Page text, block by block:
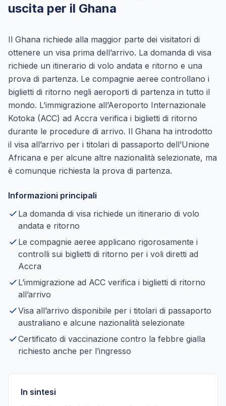
uscita per il Ghana
Il Ghana richiede alla maggior parte dei visitatori di
ottenere un visa prima dell’arrivo. La domanda di visa
richiede un itinerario di volo andata e ritorno e una
prova di partenza. Le compagnie aeree controllano i
biglietti di ritorno negli aeroporti di partenza in tutto il
mondo. L’immigrazione all’Aeroporto Internazionale
Kotoka (ACC) ad Accra verifica i biglietti di ritorno
durante le procedure di arrivo. Il Ghana ha introdotto
il visa all’arrivo per i titolari di passaporto dell’Unione
Africana e per alcune altre nazionalità selezionate, ma
è comunque richiesta la prova di partenza.
Informazioni principali
La domanda di visa richiede un itinerario di volo
andata e ritorno
Le compagnie aeree applicano rigorosamente i
controlli sui biglietti di ritorno per i voli diretti ad
Accra
L’immigrazione ad ACC verifica i biglietti di ritorno
all’arrivo
Visa all’arrivo disponibile per i titolari di passaporto
australiano e alcune nazionalità selezionate
Certificato di vaccinazione contro la febbre gialla
richiesto anche per l’ingresso
In sintesi